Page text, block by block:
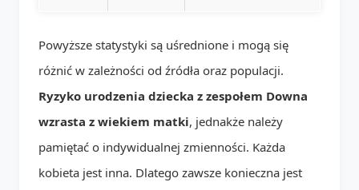
Powyższe statystyki są uśrednione i mogą się
różnić w zależności od źródła oraz populacji.
Ryzyko urodzenia dziecka z zespołem Downa
wzrasta z wiekiem matki, jednakże należy
pamiętać o indywidualnej zmienności. Każda
kobieta jest inna. Dlatego zawsze konieczna jest